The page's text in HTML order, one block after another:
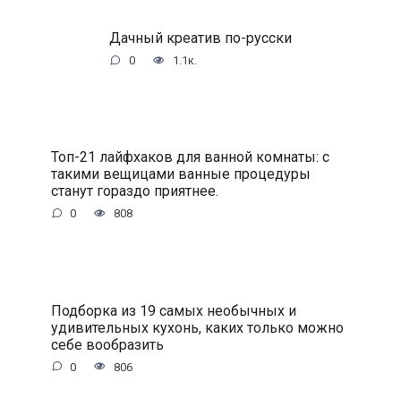
Дачный креатив по-русски
0 1.1к.
Топ-21 лайфхаков для ванной комнаты: с
такими вещицами ванные процедуры
станут гораздо приятнее.
0 808
Подборка из 19 самых необычных и
удивительных кухонь, каких только можно
себе вообразить
0 806